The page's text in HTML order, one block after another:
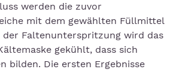
werden die zuvor
mit dem gewählten Füllmittel
Faltenunterspritzung wird das
gekühlt, dass sich
bilden. Die ersten Ergebnisse